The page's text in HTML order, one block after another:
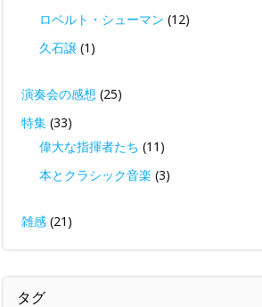
ロベルト・シューマン (12)
久石譲 (1)
演奏会の感想 (25)
特集 (33)
偉大な指揮者たち (11)
本とクラシック音楽 (3)
雑感 (21)
タグ